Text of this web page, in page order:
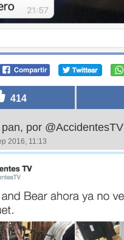
414
por @AccidentesTV
2016, 11:13